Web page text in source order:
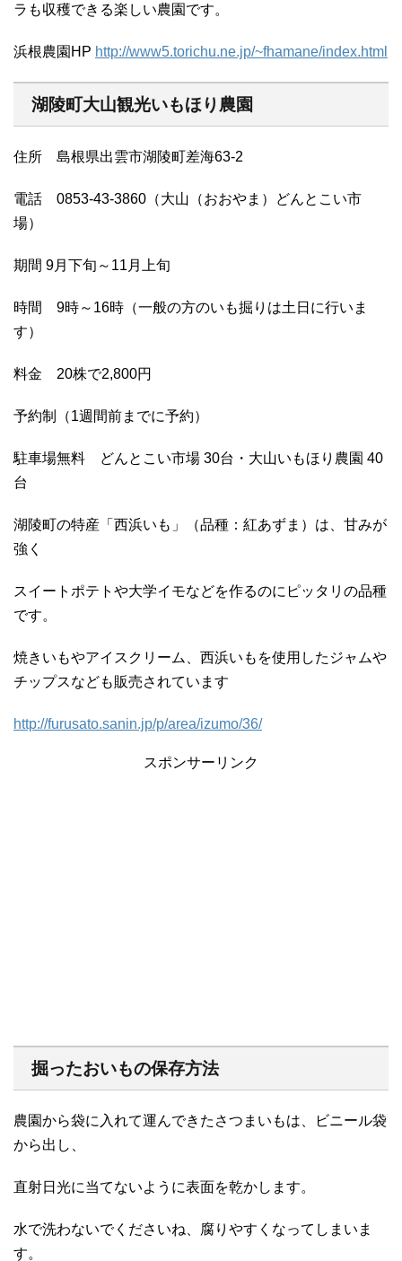
ラも収穫できる楽しい農園です。
浜根農園HP http://www5.torichu.ne.jp/~fhamane/index.html
湖陵町大山観光いもほり農園
住所 島根県出雲市湖陵町差海63-2
電話 0853-43-3860（大山（おおやま）どんとこい市
場）
期間 9月下旬～11月上旬
時間 9時～16時（一般の方のいも掘りは土日に行いま
す）
料金 20株で2,800円
予約制（1週間前までに予約）
駐車場無料 どんとこい市場 30台・大山いもほり農園 40
台
湖陵町の特産「西浜いも」（品種：紅あずま）は、甘みが
強く
スイートポテトや大学イモなどを作るのにピッタリの品種
です。
焼きいもやアイスクリーム、西浜いもを使用したジャムや
チップスなども販売されています
http://furusato.sanin.jp/p/area/izumo/36/
スポンサーリンク
掘ったおいもの保存方法
農園から袋に入れて運んできたさつまいもは、ビニール袋
から出し、
直射日光に当てないように表面を乾かします。
水で洗わないでくださいね、腐りやすくなってしまいま
す。